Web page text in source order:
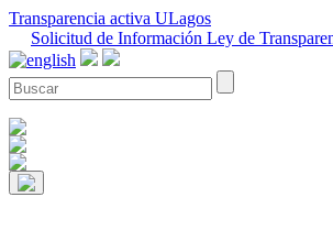
Transparencia activa ULagos
Solicitud de Información Ley de